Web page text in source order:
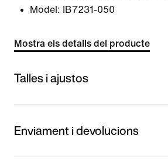
Model:
IB7231-050
Mostra els detalls del producte
Talles i ajustos
Enviament i devolucions